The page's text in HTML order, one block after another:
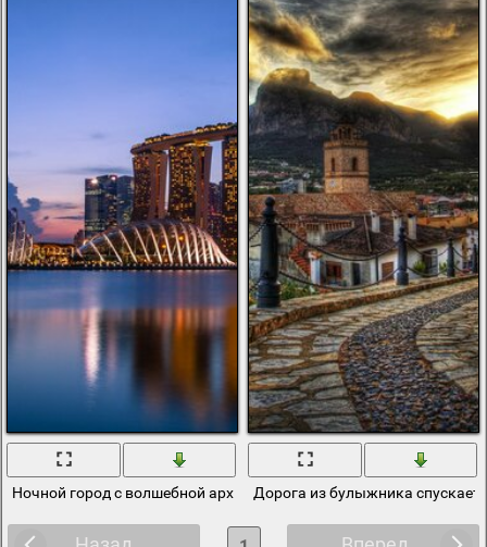
Ночной город с волшебной архитектуройДорога из булыжника